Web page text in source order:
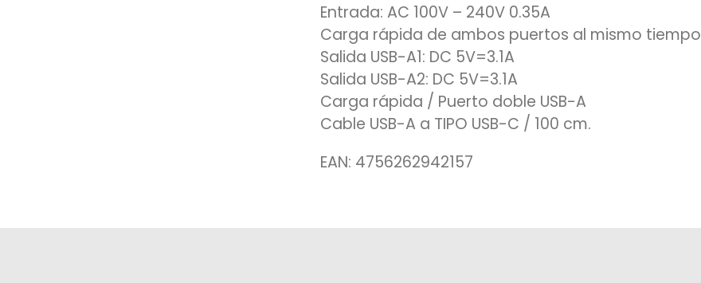
Entrada: AC 100V – 240V 0.35A
Carga rápida de ambos puertos al mismo tiempo
Salida USB-A1: DC 5V=3.1A
Salida USB-A2: DC 5V=3.1A
Carga rápida / Puerto doble USB-A
Cable USB-A a TIPO USB-C / 100 cm.
EAN: 4756262942157